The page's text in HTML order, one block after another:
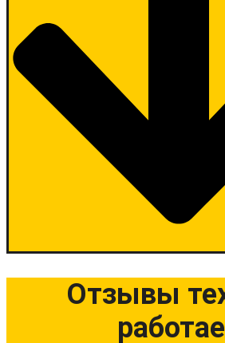
Отзывы